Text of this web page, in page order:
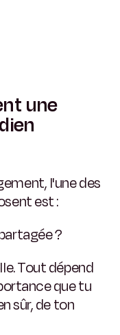
une
l'une des
est :
?
Tout dépend
que tu
sûr, de ton